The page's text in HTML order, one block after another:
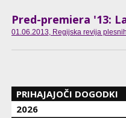
Pred-premiera '13:
01.06.2013, Regijska revija plesnih
PRIHAJAJOČI DOGODKI
2026